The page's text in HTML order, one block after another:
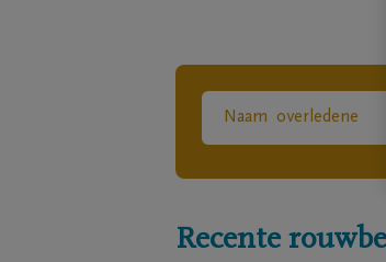
Recente